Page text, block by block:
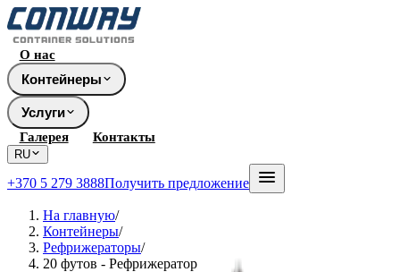
О нас
Контейнеры
Услуги
Галерея
Контакты
RU
+370 5 279 3888Получить предложение
На главную/
Контейнеры/
Рефрижераторы/
20 футов - Рефрижератор